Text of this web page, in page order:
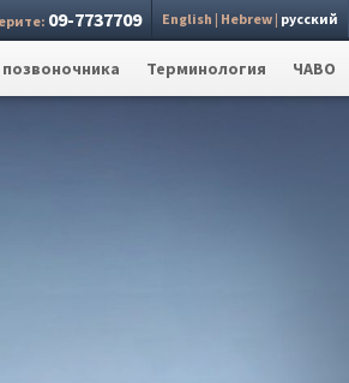
English | Hebrew | русский
09-7737709
Терминология ЧАВО